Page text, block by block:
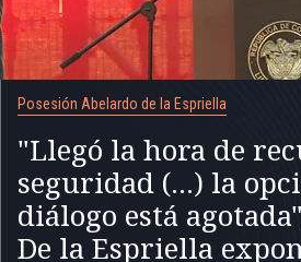
Posesión Abelardo de la Espriella
"Llegó la hora de
seguridad (...) la
diálogo está
De la Espriella